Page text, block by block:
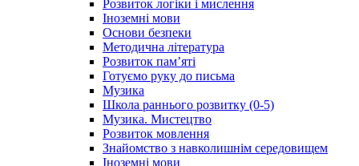
Розвиток логіки і мислення
Іноземні мови
Основи безпеки
Методична література
Розвиток пам’яті
Готуємо руку до письма
Музика
Школа раннього розвитку (0-5)
Музика. Мистецтво
Розвиток мовлення
Знайомство з навколишнім середовищем
Іноземні мови